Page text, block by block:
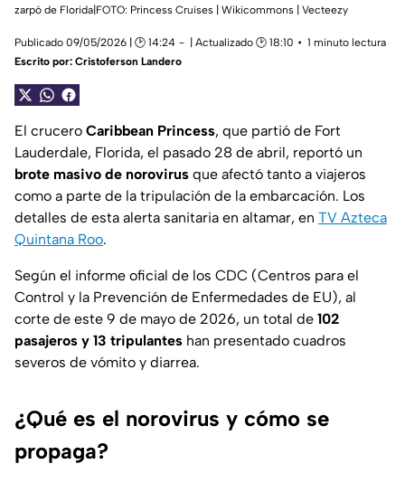
zarpó de Florida|FOTO: Princess Cruises | Wikicommons | Vecteezy
Publicado 09/05/2026 | 🕑 14:24 | Actualizado 🕑 18:10
1 minuto lectura
Escrito por: Cristoferson Landero
El crucero Caribbean Princess, que partió de Fort
Lauderdale, Florida, el pasado 28 de abril, reportó un
brote masivo de norovirus que afectó tanto a viajeros
como a parte de la tripulación de la embarcación. Los
detalles de esta alerta sanitaria en altamar, en TV Azteca
Quintana Roo.
Según el informe oficial de los CDC (Centros para el
Control y la Prevención de Enfermedades de EU), al
corte de este 9 de mayo de 2026, un total de 102
pasajeros y 13 tripulantes han presentado cuadros
severos de vómito y diarrea.
¿Qué es el norovirus y cómo se
propaga?